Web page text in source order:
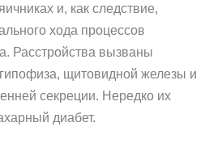
и, как следствие,
хода процессов
Расстройства вызваны
щитовидной железы и
секреции. Нередко их
диабет.